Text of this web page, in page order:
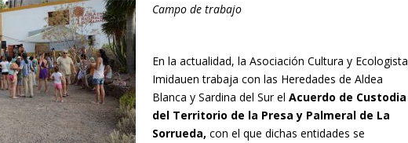
Campo de trabajo
En la actualidad, la Asociación Cultura y Ecologista
Imidauen trabaja con las Heredades de Aldea
Blanca y Sardina del Sur el Acuerdo de Custodia
del Territorio de la Presa y Palmeral de La
Sorrueda, con el que dichas entidades se